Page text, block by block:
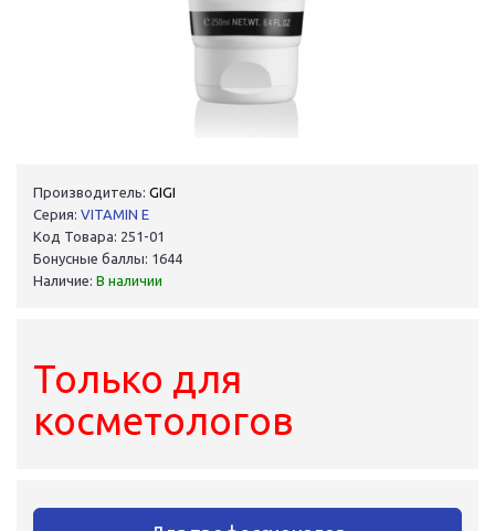
Производитель: GIGI
Серия: VITAMIN E
Код Товара: 251-01
Бонусные баллы: 1644
Наличие: В наличии
Только для
косметологов